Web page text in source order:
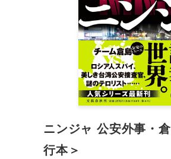
ニンジャ 公安外事・
行本＞